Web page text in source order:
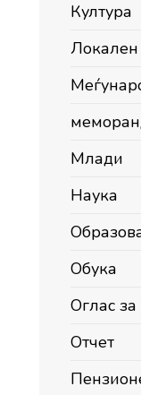
Култура
Локален
Млади
Наука
Обука
Оглас
Отчет